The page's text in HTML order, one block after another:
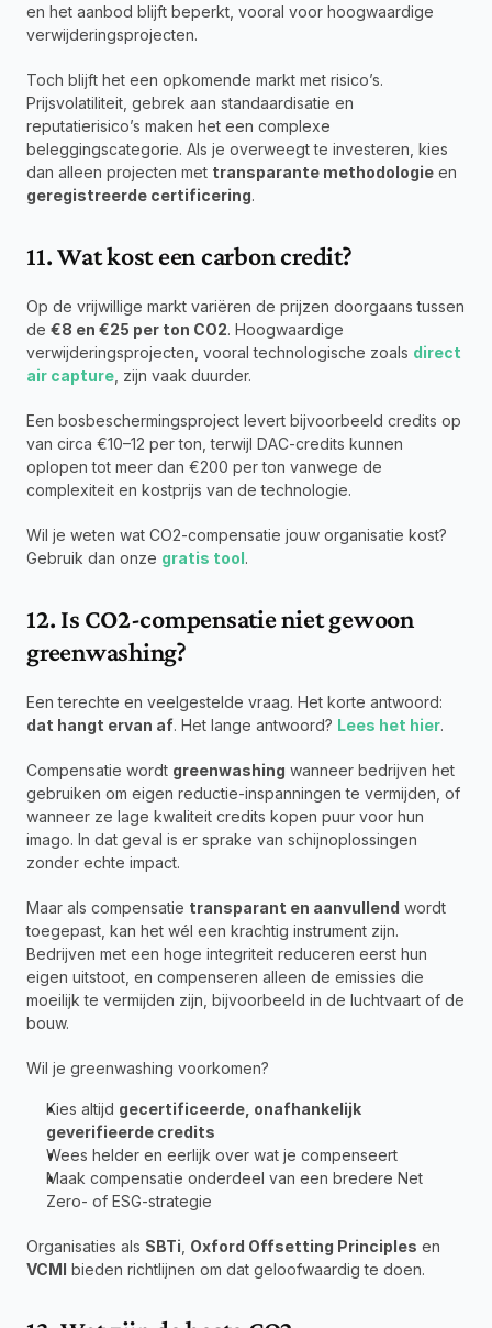
en het aanbod blijft beperkt, vooral voor hoogwaardige
verwijderingsprojecten.
Toch blijft het een opkomende markt met risico’s.
Prijsvolatiliteit, gebrek aan standaardisatie en
reputatierisico’s maken het een complexe
beleggingscategorie. Als je overweegt te investeren, kies
dan alleen projecten met transparante methodologie
geregistreerde certificering.
11. Wat kost een carbon credit?
Op de vrijwillige markt variëren de prijzen doorgaans tussen
de €8 en €25 per ton CO2. Hoogwaardige
verwijderingsprojecten, vooral technologische zoals direct
air capture , zijn vaak duurder.
Een bosbeschermingsproject levert bijvoorbeeld credits op
van circa €10–12 per ton, terwijl DAC-credits kunnen
oplopen tot meer dan €200 per ton vanwege de
complexiteit en kostprijs van de technologie.
Wil je weten wat CO2-compensatie jouw organisatie kost?
Gebruik dan onze gratis tool.
12. Is CO2-compensatie niet gewoon
greenwashing?
dat hangt ervan af. Het lange antwoord? Lees het hier.
Compensatie wordt greenwashing wanneer bedrijven het
gebruiken om eigen reductie-inspanningen te vermijden, of
wanneer ze lage kwaliteit credits kopen puur voor hun
imago. In dat geval is er sprake van schijnoplossingen
zonder echte impact.
Maar als compensatie transparant en aanvullend wordt
toegepast, kan het wél een krachtig instrument zijn.
Bedrijven met een hoge integriteit reduceren eerst hun
eigen uitstoot, en compenseren alleen de emissies die
moeilijk te vermijden zijn, bijvoorbeeld in de luchtvaart of de
bouw.
Wil je greenwashing voorkomen?
Kies altijd gecertificeerde, onafhankelijk
geverifieerde credits
Wees helder en eerlijk over wat je compenseert
Maak compensatie onderdeel van een bredere Net
Zero- of ESG-strategie
Organisaties als SBTi Oxford Offsetting Principles
VCMI bieden richtlijnen om dat geloofwaardig te doen.